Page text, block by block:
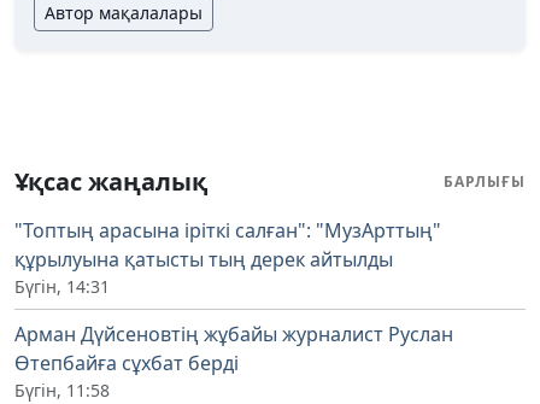
Автор мақалалары
Ұқсас жаңалық БАРЛЫҒЫ
"Топтың арасына іріткі салған": "МузАрттың"
құрылуына қатысты тың дерек айтылды
Бүгін, 14:31
Арман Дүйсеновтің жұбайы журналист Руслан
Өтепбайға сұхбат берді
Бүгін, 11:58